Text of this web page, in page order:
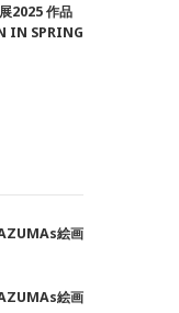
2025 作品
IN SPRING
絵画
絵画